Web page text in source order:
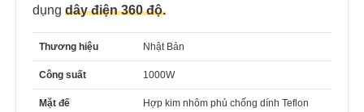
dụng dây điện 360 độ.
Thương hiệu Nhật Bản
Công suất 1000W
Mặt đế Hợp kim nhôm phủ chống dính Teflon